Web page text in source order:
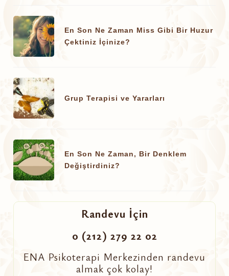
En Son Ne Zaman Miss Gibi Bir Huzur
Çektiniz İçinize?
Grup Terapisi ve Yararları
En Son Ne Zaman, Bir Denklem
Değiştirdiniz?
Randevu İçin
0 (212) 279 22 02
ENA Psikoterapi Merkezinden randevu
almak çok kolay!